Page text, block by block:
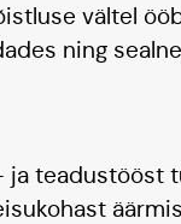
vältel
ning
ja teadustööst